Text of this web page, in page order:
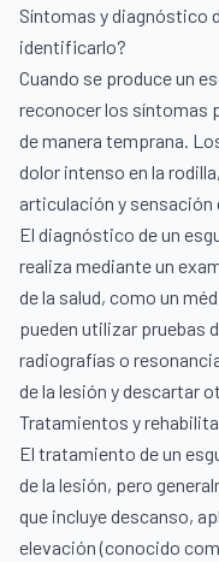
Síntomas y diagnóstico
identificarlo?
Cuando se produce un
reconocer los síntomas
de manera temprana.
dolor intenso en la
articulación y sensación
El diagnóstico de un
realiza mediante un
de la salud, como un
pueden utilizar pruebas
radiografías o
de la lesión y descartar
Tratamientos y
El tratamiento de un
de la lesión, pero
que incluye descanso,
elevación (conocido